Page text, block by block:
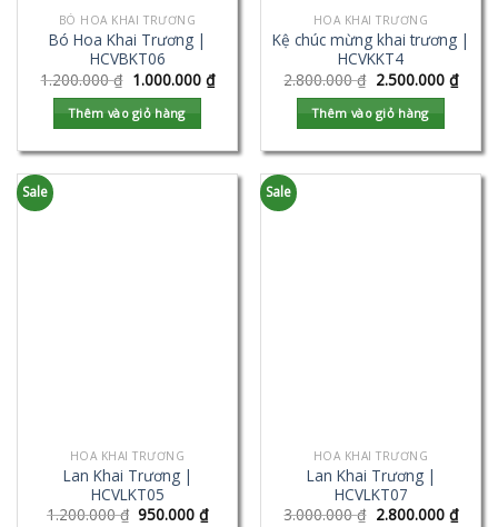
BÓ HOA KHAI TRƯƠNG
Bó Hoa Khai Trương |
HCVBKT06
1.200.000₫ 1.000.000 ₫
Thêm vào giỏ hàng
HOA KHAI TRƯƠNG
Kệ chúc mừng khai trương |
HCVKKT4
2.800.000₫ 2.500.000 ₫
Thêm vào giỏ hàng
Sale
HOA KHAI TRƯƠNG
Lan Khai Trương |
HCVLKT05
1.200.000₫ 950.000₫
Sale
HOA KHAI TRƯƠNG
Lan Khai Trương |
HCVLKT07
3.000.000₫ 2.800.000 ₫